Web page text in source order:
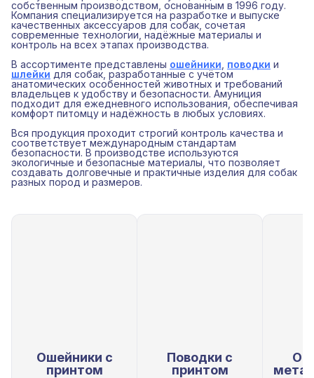
собственным производством, основанным в 1996 году.
Компания специализируется на разработке и выпуске
качественных аксессуаров для собак, сочетая
современные технологии, надёжные материалы и
контроль на всех этапах производства.
В ассортименте представлены ошейники поводки и
шлейки для собак, разработанные с учётом
анатомических особенностей животных и требований
владельцев к удобству и безопасности. Амуниция
подходит для ежедневного использования, обеспечивая
комфорт питомцу и надёжность в любых условиях.
Вся продукция проходит строгий контроль качества и
соответствует международным стандартам
безопасности. В производстве используются
экологичные и безопасные материалы, что позволяет
создавать долговечные и практичные изделия для собак
разных пород и размеров.
Ошейники с
принтом
Поводки с
принтом